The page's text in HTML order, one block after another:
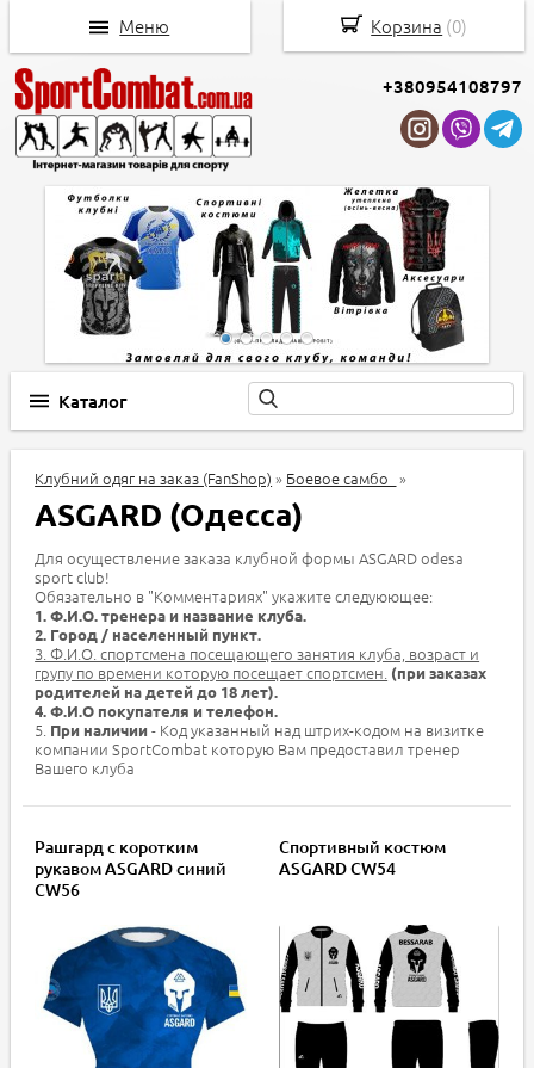
+380954108797
Каталог
Клубний одяг на заказ (FanShop) » Боевое самбо_ »
ASGARD (Одесса)
Для осуществление заказа клубной формы ASGARD odesa
sport club!
Обязательно в "Комментариях" укажите следуюющее:
1. Ф.И.О. тренера и название клуба.
2. Город / населенный пункт.
3. Ф.И.О. спортсмена посещающего занятия клуба, возраст и
групу по времени которую посещает спортсмен. (при заказах
родителей на детей до 18 лет).
4. Ф.И.О покупателя и телефон.
5. При наличии- Код указанный над штрих-кодом на визитке
компании SportCombat которую Вам предоставил тренер
Вашего клуба
Рашгард с коротким
рукавом ASGARD синий
CW56
Спортивный костюм
ASGARD CW54
Корзина (0)
Меню